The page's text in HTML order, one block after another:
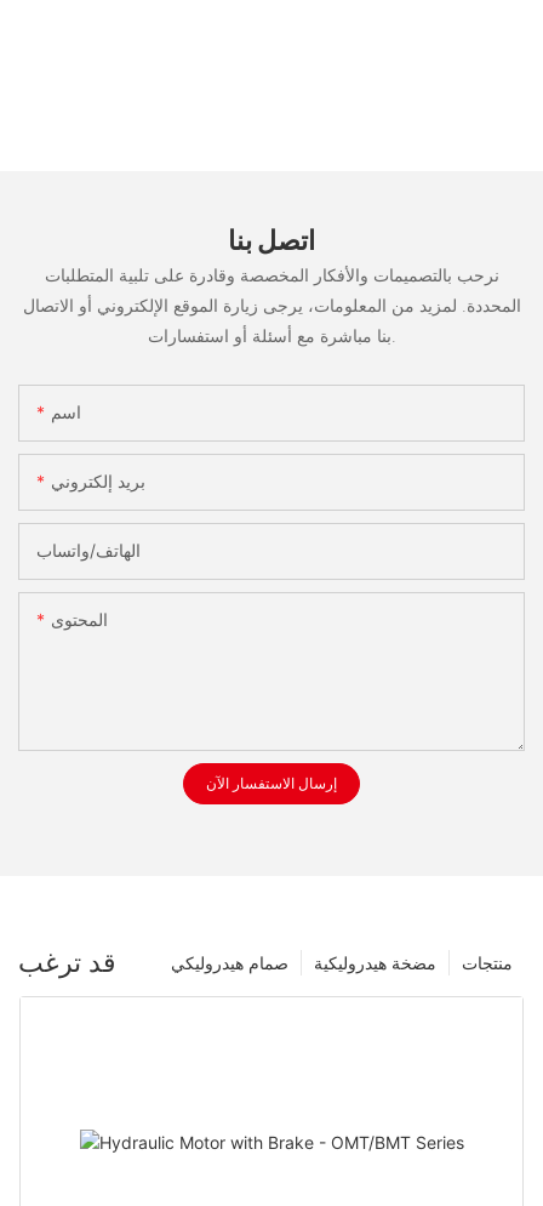
اتصل بنا
نرحب بالتصميمات والأفكار المخصصة وقادرة على تلبية المتطلبات
المحددة. لمزيد من المعلومات، يرجى زيارة الموقع الإلكتروني أو الاتصال
اسم
بريد إلكتروني
الهاتف/واتساب
المحتوى
إرسال الاستفسار الآن
قد ترغب منتجات مضخة هيدروليكية صمام هيدروليكي